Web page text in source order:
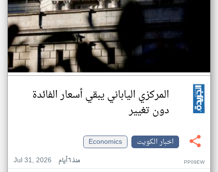
المركزي الياباني يبقي أسعار الفائدة
دون تغيير
اخبار الكويت
Economics
Jul 31, 2026
منذ ٦ أيام PP09EW